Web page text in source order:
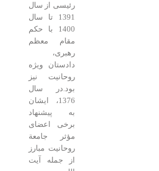
رئیسی از سال
1391 تا سال
1400 با حکم
مقام معظم
دادستان ویژه
روحانیت نیز
بود.در سال
1376، ایشان
به پیشنهاد
برخی اعضای
مؤثر جامعة
روحانیت مبارز
از جمله آیت‌